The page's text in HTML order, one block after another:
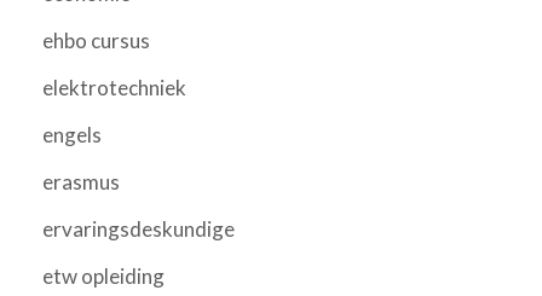
ehbo cursus
elektrotechniek
engels
erasmus
ervaringsdeskundige
etw opleiding